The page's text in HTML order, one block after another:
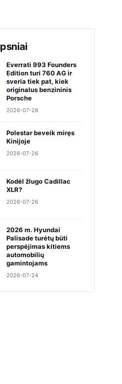
Everrati 993 Founders
Edition turi 760 AG ir
sveria tiek pat, kiek
originalus benzininis
Porsche
2026-07-28
Polestar beveik miręs
Kinijoje
2026-07-26
Kodėl žlugo Cadillac
XLR?
2026-07-26
2026 m. Hyundai
Palisade turėtų būti
perspėjimas kitiems
automobilių
gamintojams
2026-07-24